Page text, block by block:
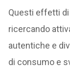
Questi effetti
ricercando
autentiche e
di consumo e